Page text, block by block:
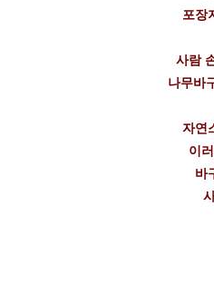
포장
사람
나무바
자연
이
바